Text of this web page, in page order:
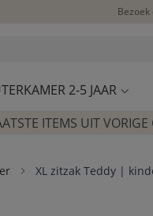
2-5 JAAR
ITEMS UIT
XL zitzak Teddy |